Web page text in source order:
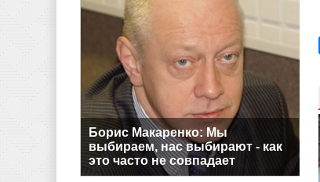
Борис Макаренко: Мы
выбираем, нас выбирают - как
это часто не совпадает